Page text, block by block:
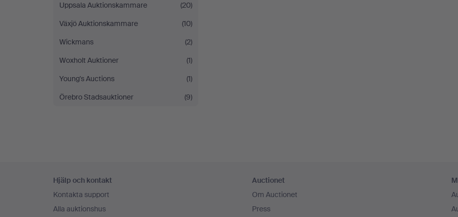
Uppsala Auktionskammare
(20)
Växjö Auktionskammare
(10)
Wickmans
(2)
Woxholt Auktioner
(1)
Young's Auctions
(1)
Örebro Stadsauktioner
(9)
Hjälp och kontakt
Kontakta support
Alla auktionshus
Auctionet
Om Auctionet
Press